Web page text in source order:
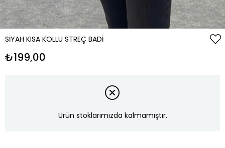
SIYAH KISA KOLLU STREÇ BADI
₺199,00
Ürün stoklarımızda kalmamıştır.